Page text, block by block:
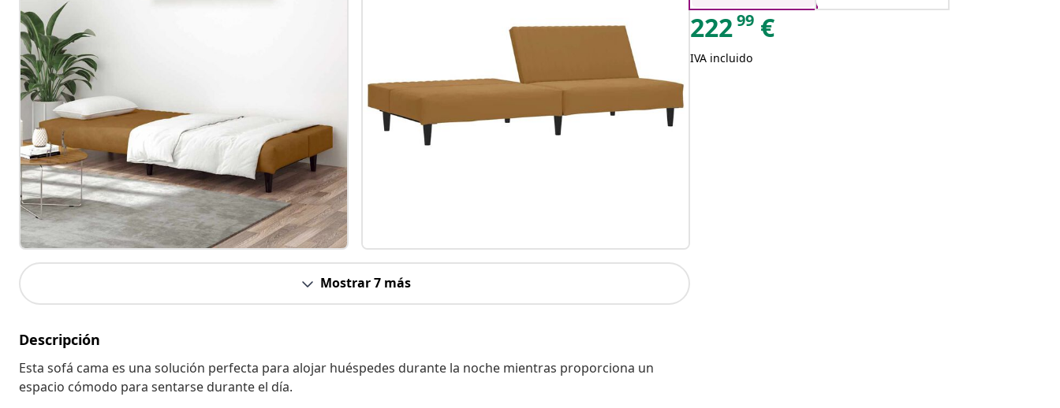
Mostrar 7 más
Descripción
Esta sofá cama es una solución perfecta para alojar huéspedes durante la noche mientras proporciona un
espacio cómodo para sentarse durante el día.
22299 €
IVA incluido